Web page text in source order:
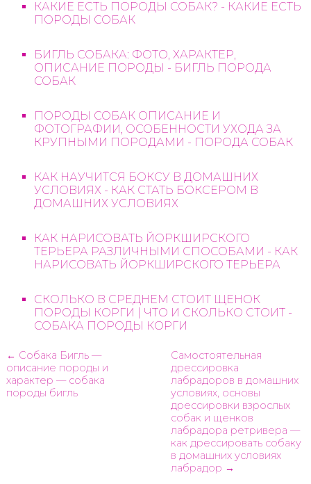
КАКИЕ ЕСТЬ ПОРОДЫ СОБАК? - КАКИЕ ЕСТЬ
ПОРОДЫ СОБАК
БИГЛЬ СОБАКА: ФОТО, ХАРАКТЕР,
ОПИСАНИЕ ПОРОДЫ - БИГЛЬ ПОРОДА
СОБАК
ПОРОДЫ СОБАК ОПИСАНИЕ И
ФОТОГРАФИИ, ОСОБЕННОСТИ УХОДА ЗА
КРУПНЫМИ ПОРОДАМИ - ПОРОДА СОБАК
КАК НАУЧИТСЯ БОКСУ В ДОМАШНИХ
УСЛОВИЯХ - КАК СТАТЬ БОКСЕРОМ В
ДОМАШНИХ УСЛОВИЯХ
КАК НАРИСОВАТЬ ЙОРКШИРСКОГО
ТЕРЬЕРА РАЗЛИЧНЫМИ СПОСОБАМИ - КАК
НАРИСОВАТЬ ЙОРКШИРСКОГО ТЕРЬЕРА
СКОЛЬКО В СРЕДНЕМ СТОИТ ЩЕНОК
ПОРОДЫ КОРГИ | ЧТО И СКОЛЬКО СТОИТ -
СОБАКА ПОРОДЫ КОРГИ
← Собака Бигль —
описание породы и
характер — собака
породы бигль
Самостоятельная
дрессировка
лабрадоров в домашних
условиях, основы
дрессировки взрослых
собак и щенков
лабрадора ретривера —
как дрессировать собаку
в домашних условиях
лабрадор →